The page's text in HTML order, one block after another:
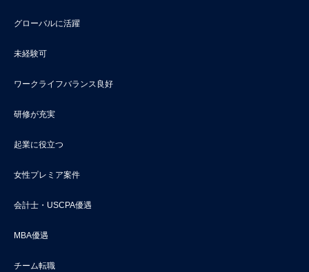
グローバルに活躍
未経験可
ワークライフバランス良好
研修が充実
起業に役立つ
女性プレミア案件
会計士・USCPA優遇
MBA優遇
チーム転職